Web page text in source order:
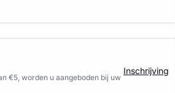
€5, worden u aangeboden bij uw
Inschrijving